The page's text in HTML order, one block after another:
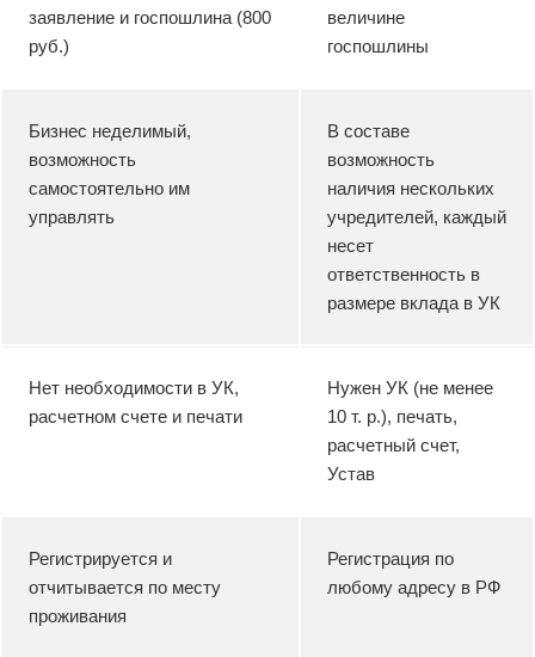
заявление и госпошлина (800
руб.)
величине
госпошлины
Бизнес неделимый,
возможность
самостоятельно им
управлять
В составе
возможность
наличия нескольких
учредителей, каждый
несет
ответственность в
размере вклада в УК
Нет необходимости в УК,
расчетном счете и печати
Нужен УК (не менее
10 т. р.), печать,
расчетный счет,
Устав
Регистрируется и
отчитывается по месту
проживания
Регистрация по
любому адресу в РФ